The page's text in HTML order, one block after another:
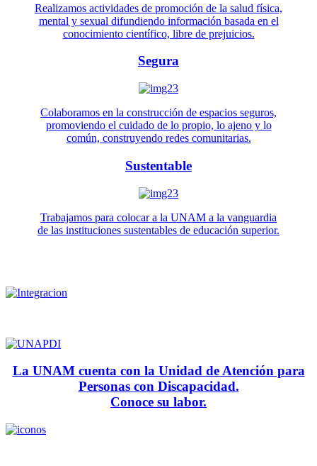
Realizamos actividades de promoción de la salud física,
mental y sexual difundiendo información basada en el
conocimiento científico, libre de prejuicios.
Segura
Colaboramos en la construcción de espacios seguros,
promoviendo el cuidado de lo propio, lo ajeno y lo
común, construyendo redes comunitarias.
Sustentable
Trabajamos para colocar a la UNAM a la vanguardia
de las instituciones sustentables de educación superior.
La UNAM cuenta con la Unidad de Atención para
Personas con Discapacidad.
Conoce su labor.